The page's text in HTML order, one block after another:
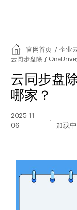
官网首页 / 企业
云同步盘除了OneDrive
云同步盘
哪家？
2025-11-
06
量